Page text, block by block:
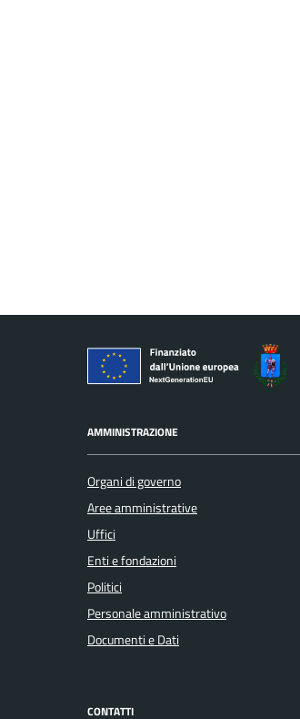
AMMINISTRAZIONE
Organi di governo
Aree amministrative
Uffici
Enti e fondazioni
Politici
Personale amministrativo
Documenti e Dati
CONTATTI